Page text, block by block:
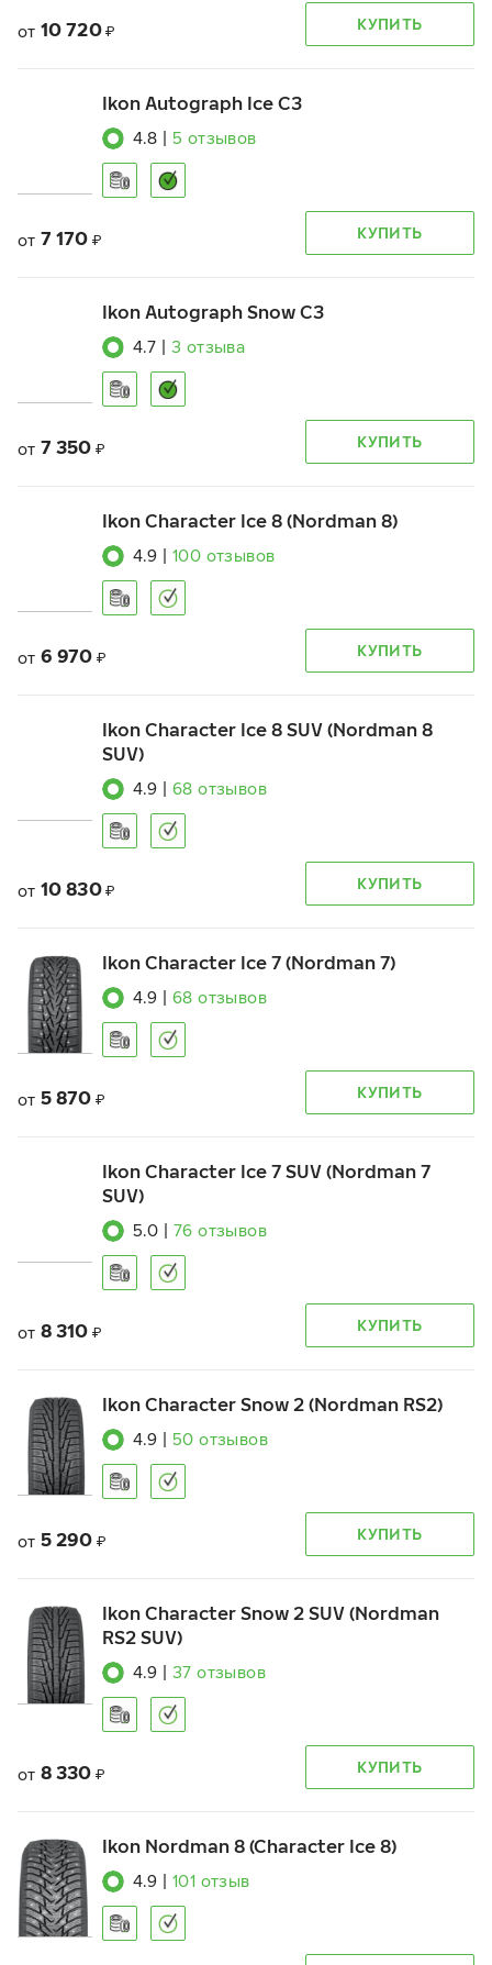
от 10 720 ₽ КУПИТЬ
Ikon Autograph Ice C3
4.8 5 отзывов
от 7 170 ₽ КУПИТЬ
Ikon Autograph Snow C3
4.7 3 отзыва
от 7 350 ₽ КУПИТЬ
Ikon Character Ice 8 (Nordman 8)
4.9 100 отзывов
от 6 970 ₽ КУПИТЬ
Ikon Character Ice 8 SUV (Nordman 8
SUV)
4.9 68 отзывов
от 10 830 ₽ КУПИТЬ
Ikon Character Ice 7 (Nordman 7)
4.9 68 отзывов
от 5 870 ₽ КУПИТЬ
Ikon Character Ice 7 SUV (Nordman 7
SUV)
5.0 76 отзывов
от 8 310 ₽ КУПИТЬ
Ikon Character Snow 2 (Nordman RS2)
4.9 50 отзывов
от 5 290 ₽ КУПИТЬ
Ikon Character Snow 2 SUV (Nordman
RS2 SUV)
4.9 37 отзывов
от 8 330 ₽ КУПИТЬ
Ikon Nordman 8 (Character Ice 8)
4.9 101 отзыв